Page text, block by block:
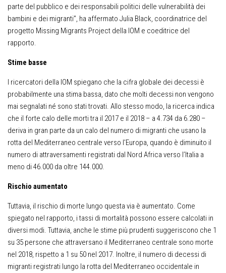
parte del pubblico e dei responsabili politici delle vulnerabilità dei
bambini e dei migranti”, ha affermato Julia Black, coordinatrice del
progetto Missing Migrants Project della IOM e coeditrice del
rapporto.
Stime basse
I ricercatori della IOM spiegano che la cifra globale dei decessi è
probabilmente una stima bassa, dato che molti decessi non vengono
mai segnalati né sono stati trovati. Allo stesso modo, la ricerca indica
che il forte calo delle morti tra il 2017 e il 2018 – a 4.734 da 6.280 –
deriva in gran parte da un calo del numero di migranti che usano la
rotta del Mediterraneo centrale verso l’Europa, quando è diminuito il
numero di attraversamenti registrati dal Nord Africa verso l’Italia a
meno di 46.000 da oltre 144.000.
Rischio aumentato
Tuttavia, il rischio di morte lungo questa via è aumentato. Come
spiegato nel rapporto, i tassi di mortalità possono essere calcolati in
diversi modi. Tuttavia, anche le stime più prudenti suggeriscono che 1
su 35 persone che attraversano il Mediterraneo centrale sono morte
nel 2018, rispetto a 1 su 50 nel 2017. Inoltre, il numero di decessi di
migranti registrati lungo la rotta del Mediterraneo occidentale in